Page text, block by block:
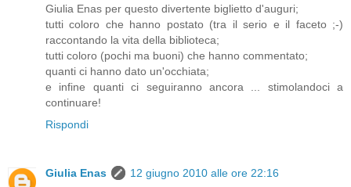
Giulia Enas per questo divertente biglietto d'auguri;
tutti coloro che hanno postato (tra il serio e il faceto ;-)
raccontando la vita della biblioteca;
tutti coloro (pochi ma buoni) che hanno commentato;
quanti ci hanno dato un'occhiata;
e infine quanti ci seguiranno ancora ... stimolandoci a
continuare!
Rispondi
Giulia Enas
12 giugno 2010 alle ore 22:16